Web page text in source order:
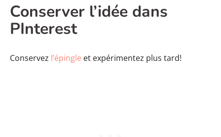
Conserver l’idée dans
PInterest
Conservez l’épingle et expérimentez plus tard!